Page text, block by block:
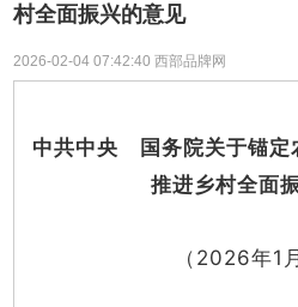
村全面振兴的意见
2026-02-04 07:42:40 西部品牌网
中共中央 国务院关于锚
推进乡村全面
（2026年1